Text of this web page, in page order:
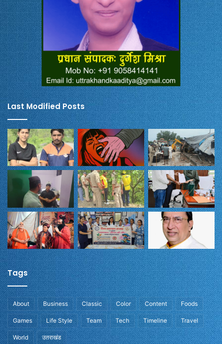
Last Modified Posts
Tags
About Business Classic Color Content Foods
Games Life Style Team Tech Timeline Travel
World उतराखंड